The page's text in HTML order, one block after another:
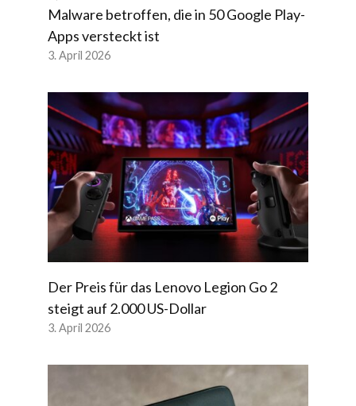
Malware betroffen, die in 50 Google Play-
Apps versteckt ist
3. April 2026
Der Preis für das Lenovo Legion Go 2
steigt auf 2.000 US-Dollar
3. April 2026